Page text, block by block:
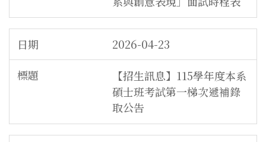
2026-04-23
【招生訊息】115學年度本系
碩士班考試第一梯次遞補錄
取公告